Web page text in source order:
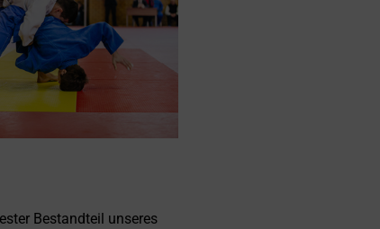
Bestandteil unseres